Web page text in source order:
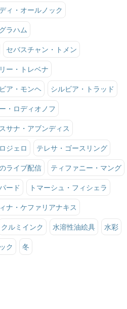
ィ・オールノック
ラハム
セバスチャン・トメン
ー・トレベナ
ア・モンヘ シルビア・トラッド
・ロディオノフ
スサナ・アブンディス
ジェロ テレサ・ゴースリング
ライブ配信 ティファニー・マング
ード トマーシュ・フィシェラ
ナ・ケファリアナキス
クルミインク 水溶性油絵具 水彩
ク 冬